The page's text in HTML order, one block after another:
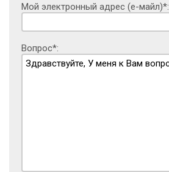
Мой электронный адрес (е-майл)*:
Вопрос*: